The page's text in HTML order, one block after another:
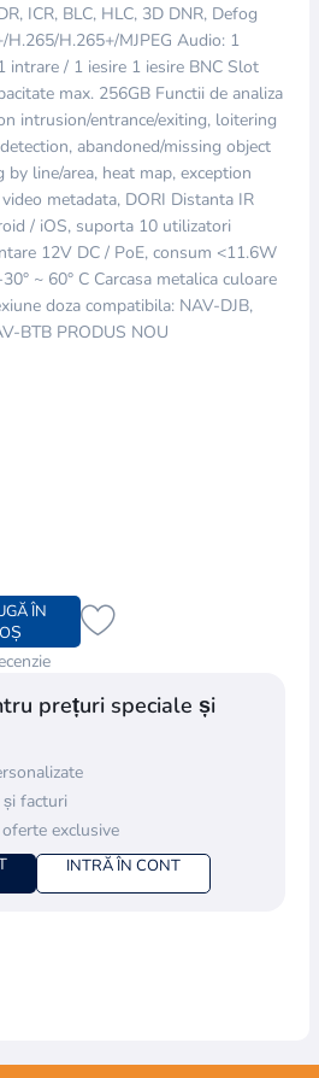
ICR, BLC, HLC, 3D DNR, Defog
H.265+/MJPEG Audio: 1
intrare / 1 iesire 1 iesire BNC Slot
max. 256GB Functii de analiza
intrusion/entrance/exiting, loitering
abandoned/missing object
line/area, heat map, exception
metadata, DORI Distanta IR
/ iOS, suporta 10 utilizatori
12V DC / PoE, consum <11.6W
~ 60° C Carcasa metalica culoare
doza compatibila: NAV-DJB,
BTB PRODUS NOU
ÎN
prețuri speciale și
și facturi
exclusive
INTRĂ ÎN CONT